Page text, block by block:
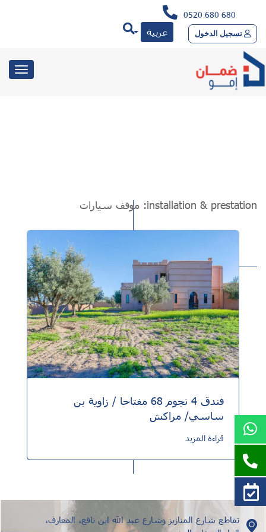
0520 680 680
تسجيل الدخول
عربية
installation & prestation: موقف سيارات
فندق 4 نجوم 68 مفتاحا / زاوية بن
ساسي/ مراكش
قراءة المزيد
تقاطع شارع المنازيز وشارع عبد الله ابن نافع، المعارف،